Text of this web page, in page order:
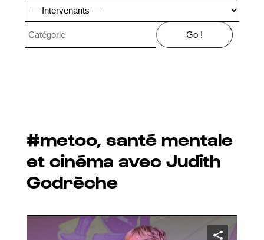
#metoo, santé mentale
et cinéma avec Judith
Godrèche